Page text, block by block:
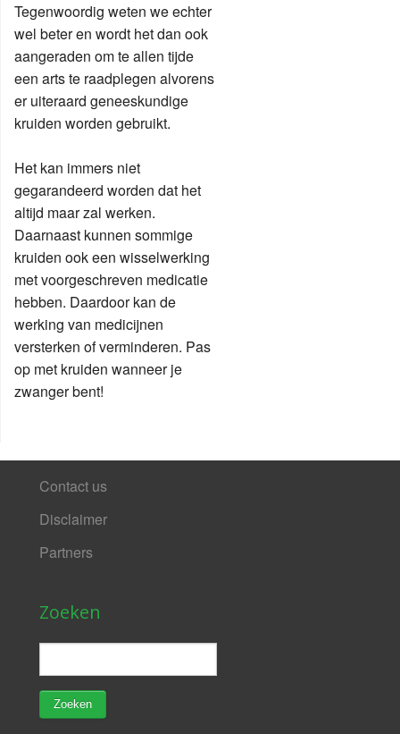
Tegenwoordig weten we echter
wel beter en wordt het dan ook
aangeraden om te allen tijde
een arts te raadplegen alvorens
er uiteraard geneeskundige
kruiden worden gebruikt.
Het kan immers niet
gegarandeerd worden dat het
altijd maar zal werken.
Daarnaast kunnen sommige
kruiden ook een wisselwerking
met voorgeschreven medicatie
hebben. Daardoor kan de
werking van medicijnen
versterken of verminderen. Pas
op met kruiden wanneer je
zwanger bent!
Contact us
Disclaimer
Partners
Zoeken